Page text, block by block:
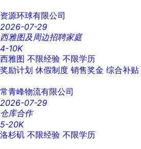
资源环球有限公司
2026-07-29
西雅图及周边招聘家庭
4-10K
西雅图 不限经验 不限学历
奖励计划 休假制度 销售奖金 综合补贴
常青峰物流有限公司
2026-07-29
仓库合作
5-20K
洛杉矶 不限经验 不限学历